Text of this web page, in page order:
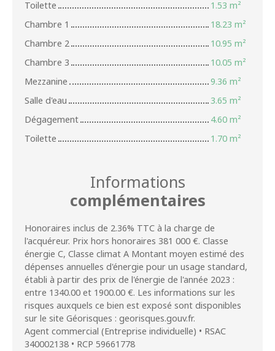
Toilette
1.53 m²
Chambre 1
18.23 m²
Chambre 2
10.95 m²
Chambre 3
10.05 m²
Mezzanine
9.36 m²
Salle d'eau
3.65 m²
Dégagement
4.60 m²
Toilette
1.70 m²
Informations
complémentaires
Honoraires inclus de 2.36% TTC à la charge de
l'acquéreur. Prix hors honoraires 381 000 €. Classe
énergie C, Classe climat A Montant moyen estimé des
dépenses annuelles d'énergie pour un usage standard,
établi à partir des prix de l'énergie de l'année 2023 :
entre 1340.00 et 1900.00 €. Les informations sur les
risques auxquels ce bien est exposé sont disponibles
sur le site Géorisques : georisques.gouv.fr.
Agent commercial (Entreprise individuelle) • RSAC
340002138 • RCP 59661778